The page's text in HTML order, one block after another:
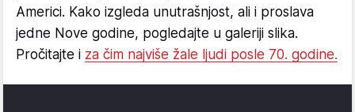
Americi. Kako izgleda unutrašnjost, ali i proslava
jedne Nove godine, pogledajte u galeriji slika.
Pročitajte i za čim najviše žale ljudi posle 70. godine.